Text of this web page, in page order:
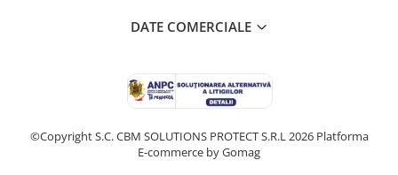
DATE COMERCIALE
©Copyright S.C. CBM SOLUTIONS PROTECT S.R.L 2026 Platforma
E-commerce by Gomag